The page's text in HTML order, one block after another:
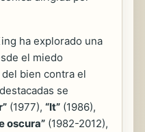
ha explorado una
el miedo
bien contra el
se
(1977), “It” (1986),
oscura” (1982-2012),